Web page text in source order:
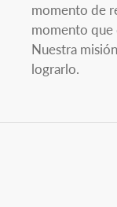
momento de
momento que
Nuestra
lograrlo.